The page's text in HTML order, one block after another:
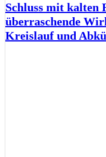
Schluss mit kalten
überraschende
Kreislauf und